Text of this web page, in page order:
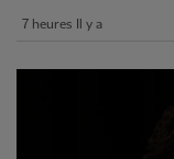
7 heures Il y a